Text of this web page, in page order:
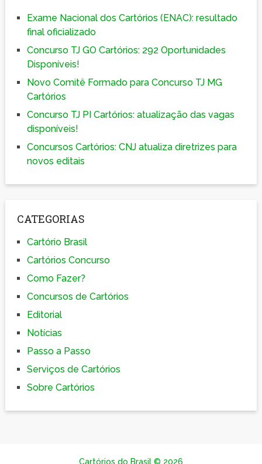
Exame Nacional dos Cartórios (ENAC): resultado
final oficializado
Concurso TJ GO Cartórios: 292 Oportunidades
Disponíveis!
Novo Comitê Formado para Concurso TJ MG
Cartórios
Concurso TJ PI Cartórios: atualização das vagas
disponíveis!
Concursos Cartórios: CNJ atualiza diretrizes para
novos editais
CATEGORIAS
Cartório Brasil
Cartórios Concurso
Como Fazer?
Concursos de Cartórios
Editorial
Notícias
Passo a Passo
Serviços de Cartórios
Sobre Cartórios
© 2026